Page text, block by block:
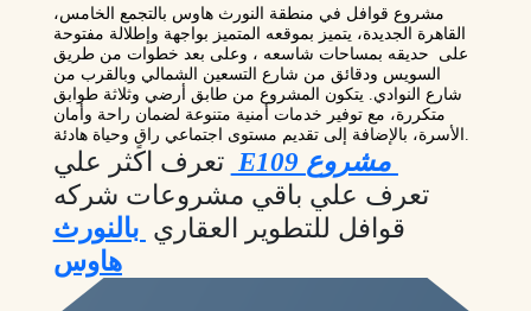
مشروع قوافل في منطقة النورث هاوس بالتجمع الخامس،
القاهرة الجديدة، يتميز بموقعه المتميز بواجهة وإطلالة مفتوحة
على حديقه بمساحات شاسعه ، وعلى بعد خطوات من طريق
السويس ودقائق من شارع التسعين الشمالي وبالقرب من
شارع النوادي. يتكون المشروع من طابق أرضي وثلاثة طوابق
متكررة، مع توفير خدمات أمنية متنوعة لضمان راحة وأمان
الأسرة، بالإضافة إلى تقديم مستوى اجتماعي راقٍ وحياة هادئة
تعرف اكثر علي
E109 مشروع
تعرف علي باقي مشروعات شركه
قوافل للتطوير العقاري بالنورث
هاوس